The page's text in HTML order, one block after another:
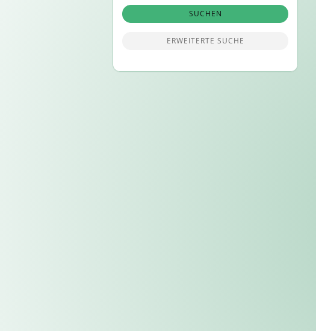
SUCHEN
ERWEITERTE SUCHE